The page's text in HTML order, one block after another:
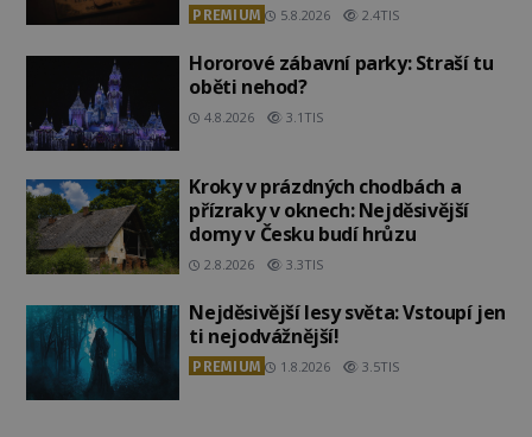
PREMIUM 5.8.2026 2.4TIS
Hororové zábavní parky: Straší tu
oběti nehod?
4.8.2026 3.1TIS
Kroky v prázdných chodbách a
přízraky v oknech: Nejděsivější
domy v Česku budí hrůzu
2.8.2026 3.3TIS
Nejděsivější lesy světa: Vstoupí jen
ti nejodvážnější!
PREMIUM 1.8.2026 3.5TIS